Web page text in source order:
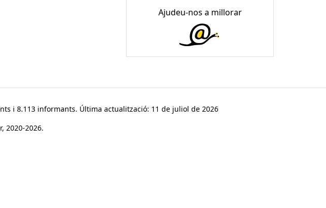
Ajudeu-nos a millorar
i 8.113 informants. Última actualització: 11 de juliol de 2026
2020-2026.